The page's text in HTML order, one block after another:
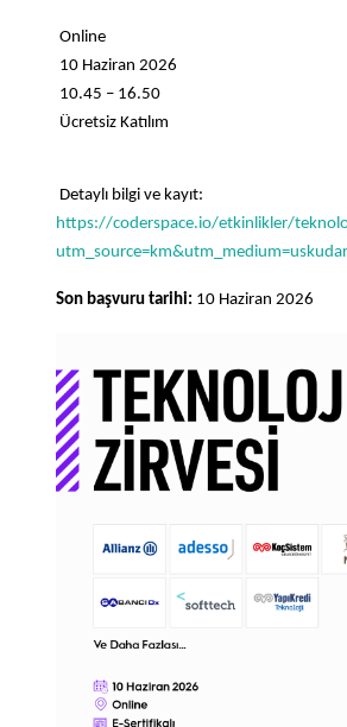
Online
10 Haziran 2026
10.45 – 16.50
Ücretsiz Katılım
Detaylı bilgi ve kayıt:
https://coderspace.io/etkinlikler/
Son başvuru tarihi: 10 Haziran 2026